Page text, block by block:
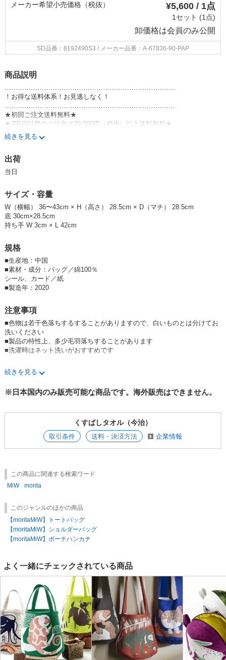
メーカー希望小売価格（税抜） ¥5,600 / 1点
1セット (1点)
卸価格は会員のみ公開
SD品番：8192490S3 / メーカー品番：A-67836-90-PAP
商品説明
……………………………………………………………………
！お得な送料体系！お見逃しなく！
……………………………………………………………………
★初回ご注文送料無料★
★2回目以降のご注文は20,000円（税抜）以上送料無料★
（北海道・東北・沖縄・離島のお客様を除く）
なお、海外発送（SD export）は対象外です。
■ブランド/シリーズ紹介 ＜MiW style＞
詩画作家moritaMiW ×タオルメーカー楠橋紋織コラボブランド
す。
毎日がもっとオシャレにハッピーに。しあわせの時間が流れます。
■moritaMiWブランドからトートバッグ（ポエム付き）が新登場です。
ほら、あの子やこの子、大人びた目で生き物たちが話しかけてきます。
コロリンとした愛おしいカタチのトートバッグは
しっかり織り上げた厚手の記事に上品なカラーの裏地付き。
コットン100％だから肌触りも心地いい仕上がりです。
肩掛けピタッと丁度いい、置いてコロリン可愛い、中身タップリ都合いい
大小二つに分かれたふちポケットはMiWさんのおすすめです。
★ POPはこちら
■moritaMiW マチ付きポーチ(ウ・ネコ・ウサギ)はこちらから
【関連商品】
■moritaMiW トートバック(タコ・クスクス・ヤギ)はこちらから
■moritaMiW マチ付きポーチ(タコ・クスクス・ヤギ)はこちらから
続きを見る
出荷
当日
サイズ・容量
W（横幅） 36〜43cm × H（高さ） 28.5cm × D（マチ） 28.5cm
底 30cm×28.5cm
持ち手 W 3cm × L 42cm
規格
■生産地：中国
■素材・成分：バッグ／綿100％
シール、カード／紙
■製造年：2020
注意事項
■色物は若干色落ちするすることがありますので、白いものとは分けてお
洗いください
■製品の特性上、多少毛羽落ちすることがあります
■洗濯時はネット洗いがおすすめです
■出荷について
在庫がある商品に関しましては、昼12時までのご注文は当日出荷させてい
ただきます。
昼12時以降のご注文は、翌営業日の出荷となります。
続きを見る
※日本国内のみ販売可能な商品です。海外販売はできません。
くすばしタオル（今治）
取引条件 送料・決済方法 企業情報
この商品に関連する検索ワード
MiW
morita
このジャンルのほかの商品
【moritaMiW】トートバッグ
【moritaMiW】ショルダーバッグ
【moritaMiW】ポーチハンカチ
よく一緒にチェックされている商品